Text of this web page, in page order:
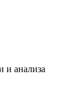
и анализа